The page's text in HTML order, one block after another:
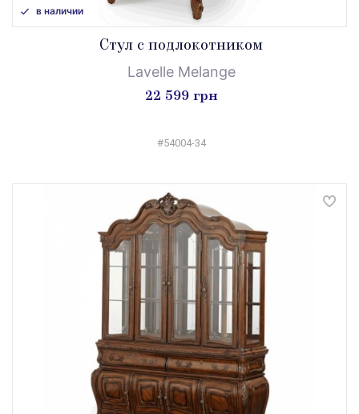
в наличии
Стул с подлокотником
Lavelle Melange
22 599 грн
#54004-34